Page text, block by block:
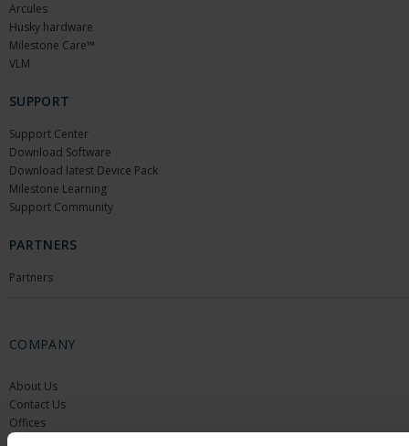
Arcules
Husky hardware
Milestone Care™
VLM
SUPPORT
Support Center
Download Software
Download latest Device Pack
Milestone Learning
Support Community
PARTNERS
Partners
COMPANY
About Us
Contact Us
Offices